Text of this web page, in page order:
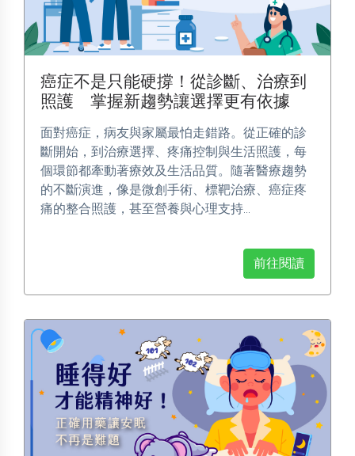
癌症不是只能硬撐！從診斷、治療到
照護 掌握新趨勢讓選擇更有依據
面對癌症，病友與家屬最怕走錯路。從正確的診
斷開始，到治療選擇、疼痛控制與生活照護，每
個環節都牽動著療效及生活品質。隨著醫療趨勢
的不斷演進，像是微創手術、標靶治療、癌症疼
痛的整合照護，甚至營養與心理支持...
前往閱讀